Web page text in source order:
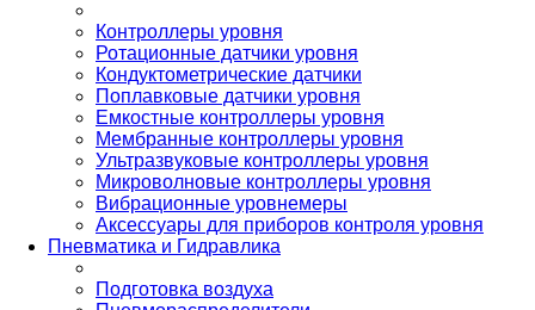
Контроллеры уровня
Ротационные датчики уровня
Кондуктометрические датчики
Поплавковые датчики уровня
Емкостные контроллеры уровня
Мембранные контроллеры уровня
Ультразвуковые контроллеры уровня
Микроволновые контроллеры уровня
Вибрационные уровнемеры
Аксессуары для приборов контроля уровня
Пневматика и Гидравлика
Подготовка воздуха